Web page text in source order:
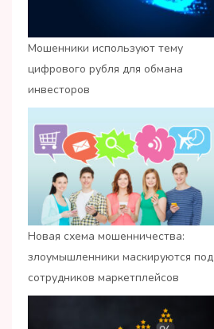
Мошенники используют тему
цифрового рубля для обмана
инвесторов
Новая схема мошенничества:
злоумышленники маскируются под
сотрудников маркетплейсов